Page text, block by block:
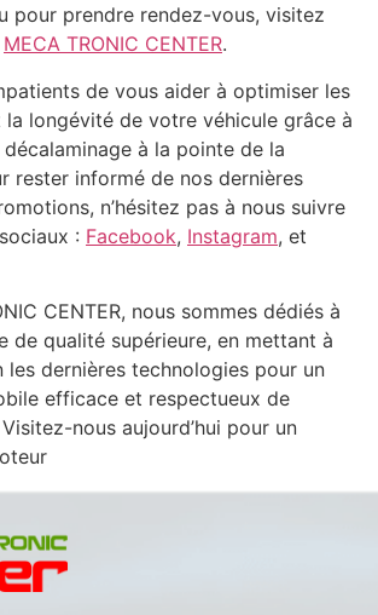
pour prendre rendez-vous, visitez
MECA TRONIC CENTER.
de vous aider à optimiser les
longévité de votre véhicule grâce à
à la pointe de la
rester informé de nos dernières
n’hésitez pas à nous suivre
: Facebook, Instagram, et
CENTER, nous sommes dédiés à
de qualité supérieure, en mettant à
dernières technologies pour un
efficace et respectueux de
Visitez-nous aujourd’hui pour un